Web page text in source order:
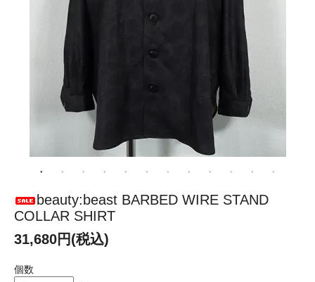
beauty:beast BARBED WIRE STAND
COLLAR SHIRT
31,680円(税込)
個数